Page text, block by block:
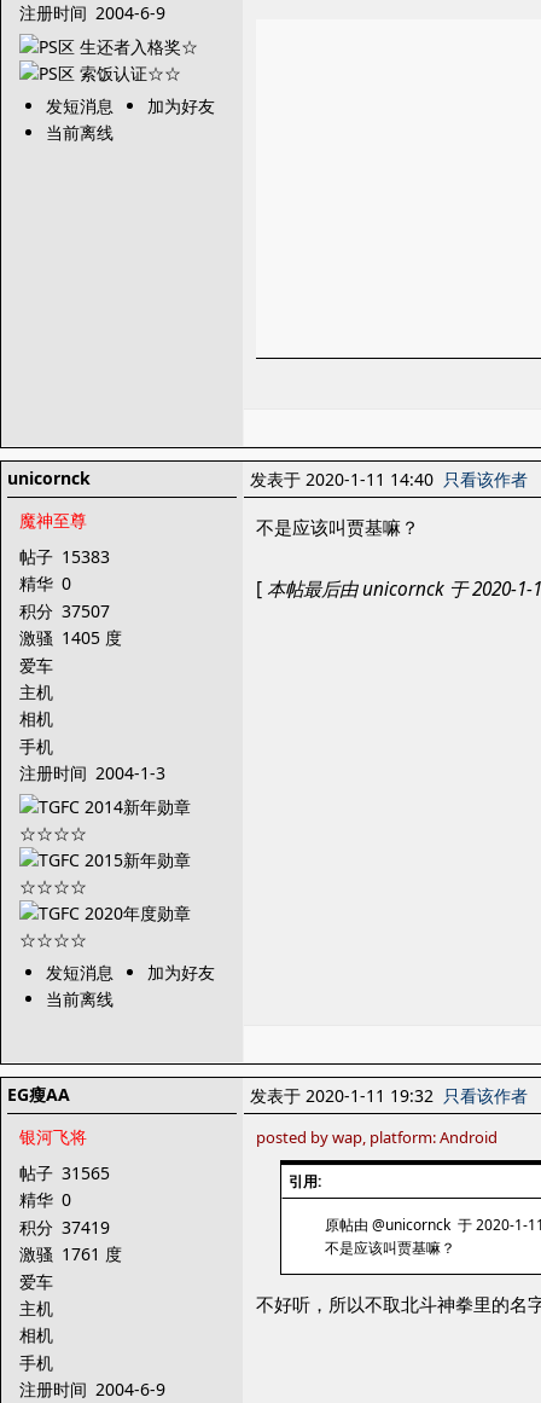
注册时间 2004-6-9
发短消息
加为好友
当前离线
unicornck
魔神至尊
帖子 15383
精华 0
积分 37507
激骚 1405 度
爱车
主机
相机
手机
注册时间 2004-1-3
发短消息
加为好友
当前离线
发表于 2020-1-11 14:40 只看该作者
不是应该叫贾基嘛？
[本帖最后由 unicornck 于 2020-1-
EG瘦AA
银河飞将
帖子 31565
精华 0
积分 37419
激骚 1761 度
爱车
主机
相机
手机
注册时间 2004-6-9
发表于 2020-1-11 19:32 只看该作者
posted by wap, platform: Android
引用:
原帖由 @unicornck 于 2020-1-
不是应该叫贾基嘛？
不好听，所以不取北斗神拳里的名